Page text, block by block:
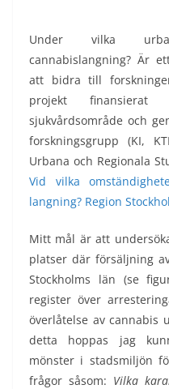
Under vilka
cannabislangning? Är
att bidra till
projekt finansierat
sjukvårdsområde och
forskningsgrupp (KI,
Urbana och Regionala
Vid vilka
langning? Region
Mitt mål är att
platser där försäljning
Stockholms län (se
register över
överlåtelse av cannabis
detta hoppas jag
mönster i stadsmiljön
frågor såsom: Vilka